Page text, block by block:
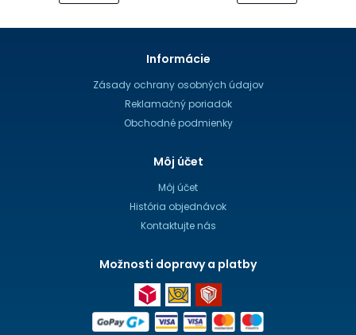
Informácie
Zásady ochrany osobných údajov
Reklamačný poriadok
Obchodné podmienky
Môj účet
Môj účet
História objednávok
Kontaktujte nás
Možnosti dopravy a platby